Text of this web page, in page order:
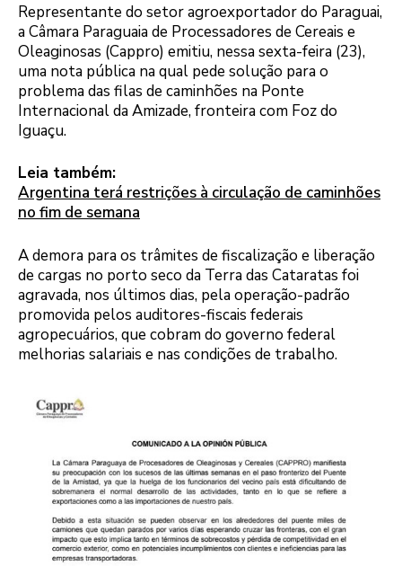
Representante do setor agroexportador do Paraguai,
a Câmara Paraguaia de Processadores de Cereais e
Oleaginosas (Cappro) emitiu, nessa sexta-feira (23),
uma nota pública na qual pede solução para o
problema das filas de caminhões na Ponte
Internacional da Amizade, fronteira com Foz do
Iguaçu.
Leia também:
Argentina terá restrições à circulação de caminhões
no fim de semana
A demora para os trâmites de fiscalização e liberação
de cargas no porto seco da Terra das Cataratas foi
agravada, nos últimos dias, pela operação-padrão
promovida pelos auditores-fiscais federais
agropecuários, que cobram do governo federal
melhorias salariais e nas condições de trabalho.